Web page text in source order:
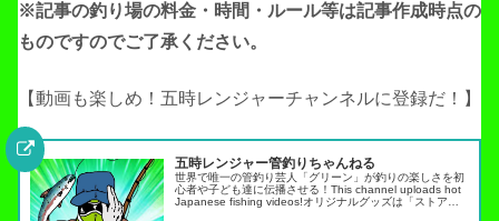
※記事の釣り場の料金・時間・ルール等は記事作成時点の
ものですのでご了承ください。
【動画も楽しめ！五時レンジャーチャンネルに登録だ！】
五時レンジャー管釣りちゃんねる
世界で唯一の管釣り芸人「グリーン」が釣りの楽しさを初
心者や子ども達に伝播させる！This channel uploads hot
Japanese fishing videos!オリジナルグッズは「ストア」